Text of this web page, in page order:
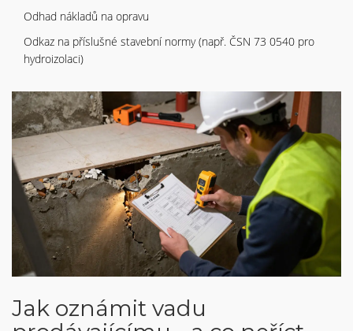
Odhad nákladů na opravu
Odkaz na příslušné stavební normy (např. ČSN 73 0540 pro
hydroizolaci)
Jak oznámit vadu